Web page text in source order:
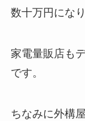
数十万円になり
家電量販店も
です。
ちなみに外構